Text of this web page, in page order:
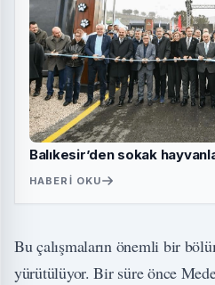
Balıkesir’den sokak
HABERI OKU
Bu çalışmaların önemli bir
yürütülüyor. Bir süre önce